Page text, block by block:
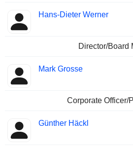
Hans-Dieter Werner
Director/Board
Mark Grosse
Corporate Officer/
Günther Häckl